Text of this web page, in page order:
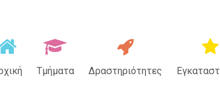
Τμήματα Δραστηριότητες